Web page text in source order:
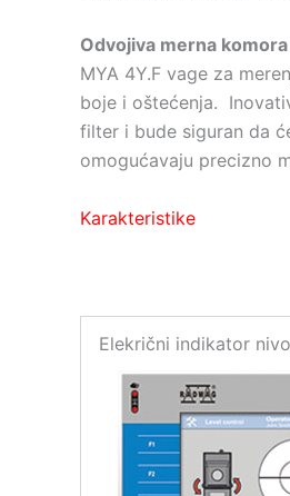
Odvojiva merna
MYA 4Y.F vage za
boje i oštećenja.
filter i bude siguran da
omogućavaju precizno
Karakteristike
Elekrični indikator